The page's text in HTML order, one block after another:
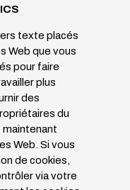
texte placés
Web que vous
pour faire
plus
des
du
maintenant
Web. Si vous
de cookies,
via votre